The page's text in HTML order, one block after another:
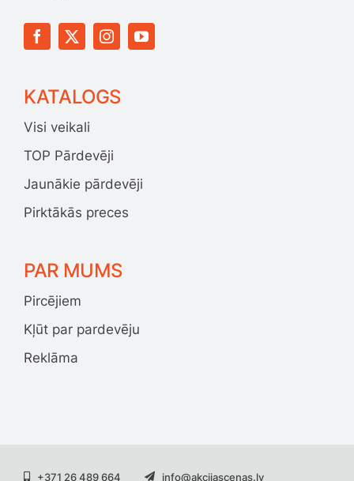
KATALOGS
Visi veikali
TOP Pārdevēji
Jaunākie pārdevēji
Pirktākās preces
PAR MUMS
Pircējiem
Kļūt par pardevēju
Reklāma
+371 26 489 664 info@akcijascenas.lv